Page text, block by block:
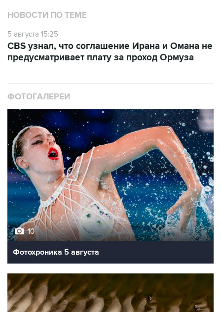
5 августа 15:25
предусматривает плату за проход Ормуза
10
Фотохроника 5 августа